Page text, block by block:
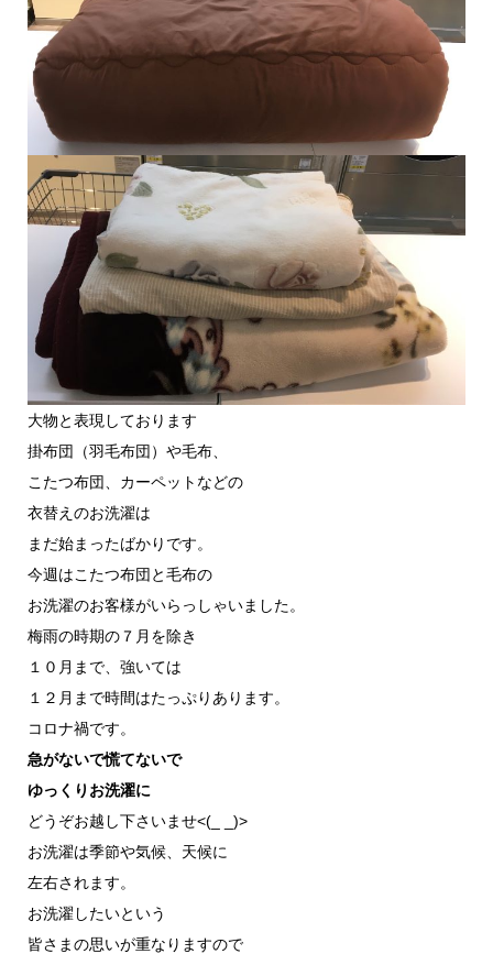
大物と表現しております
掛布団（羽毛布団）や毛布、
こたつ布団、カーペットなどの
衣替えのお洗濯は
まだ始まったばかりです。
今週はこたつ布団と毛布の
お洗濯のお客様がいらっしゃいました。
梅雨の時期の７月を除き
１０月まで、強いては
１２月まで時間はたっぷりあります。
コロナ禍です。
急がないで慌てないで
ゆっくりお洗濯に
どうぞお越し下さいませ<(_ _)>
お洗濯は季節や気候、天候に
左右されます。
お洗濯したいという
皆さまの思いが重なりますので